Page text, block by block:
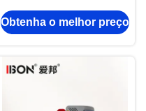
220-380V de potência e
garantia de 3 anos para
Obtenha o melhor preço